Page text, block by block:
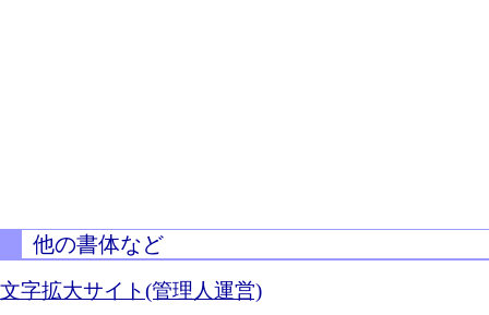
他の書体など
文字拡大サイト(管理人運営)